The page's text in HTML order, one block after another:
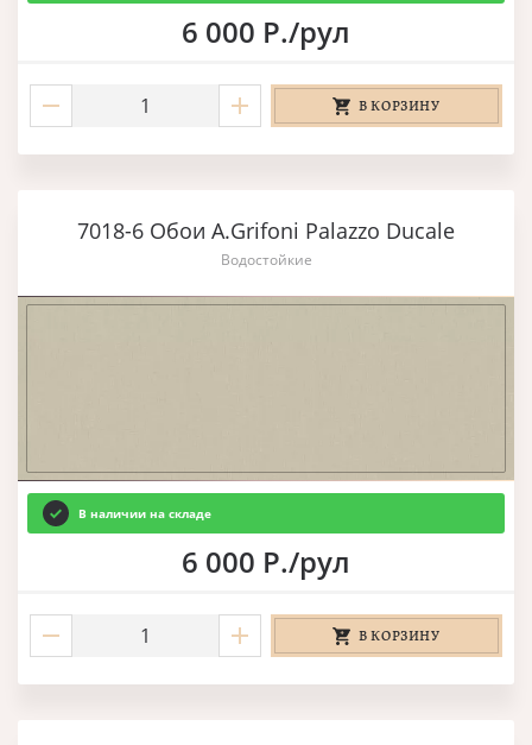
6 000 Р./рул
В КОРЗИНУ
7018-6 Обои A.Grifoni Palazzo Ducale
Водостойкие
В наличии на складе
6 000 Р./рул
В КОРЗИНУ